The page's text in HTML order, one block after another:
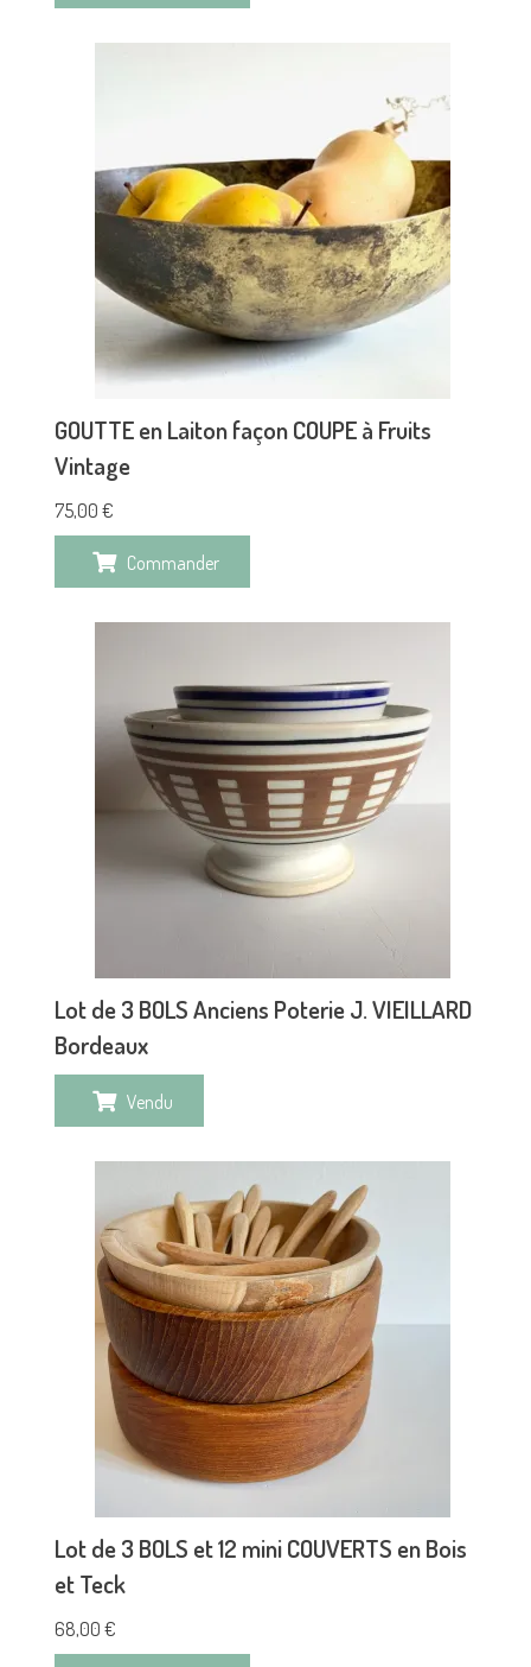
GOUTTE en Laiton façon COUPE à Fruits
Vintage
75,00 €
Commander
Lot de 3 BOLS Anciens Poterie J. VIEILLARD
Bordeaux
Vendu
Lot de 3 BOLS et 12 mini COUVERTS en Bois
et Teck
68,00 €